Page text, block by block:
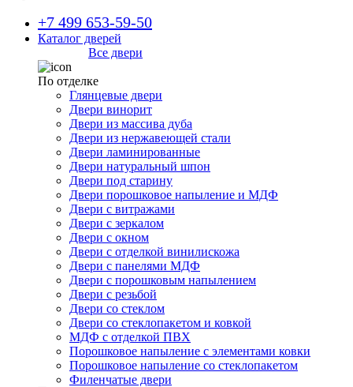
+7 499 653-59-50
Каталог дверей
Все двери
По отделке
Глянцевые двери
Двери винорит
Двери из массива дуба
Двери из нержавеющей стали
Двери ламинированные
Двери натуральный шпон
Двери под старину
Двери порошковое напыление и МДФ
Двери с витражами
Двери с зеркалом
Двери с окном
Двери с отделкой винилискожа
Двери с панелями МДФ
Двери с порошковым напылением
Двери с резьбой
Двери со стеклом
Двери со стеклопакетом и ковкой
МДФ с отделкой ПВХ
Порошковое напыление с элементами ковки
Порошковое напыление со стеклопакетом
Филенчатые двери